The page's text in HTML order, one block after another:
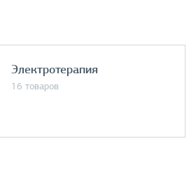
Электротерапия
16 товаров